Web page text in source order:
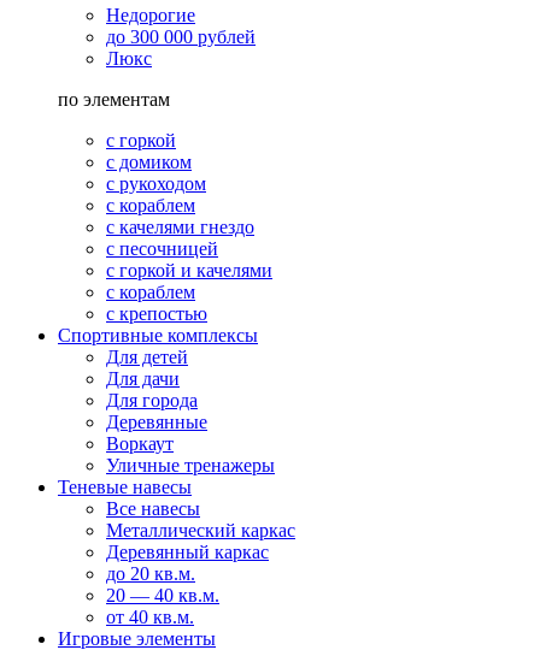
Недорогие
до 300 000 рублей
Люкс
по элементам
с горкой
с домиком
с рукоходом
с кораблем
с качелями гнездо
с песочницей
с горкой и качелями
с кораблем
с крепостью
Спортивные комплексы
Для детей
Для дачи
Для города
Деревянные
Воркаут
Уличные тренажеры
Теневые навесы
Все навесы
Металлический каркас
Деревянный каркас
до 20 кв.м.
20 — 40 кв.м.
от 40 кв.м.
Игровые элементы